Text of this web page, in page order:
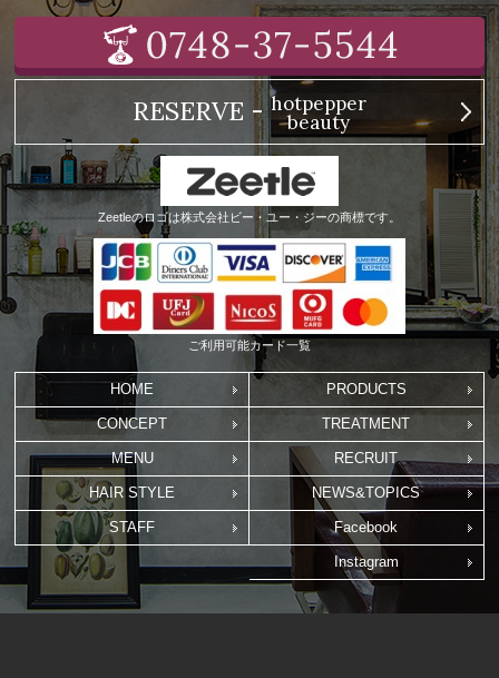
RESERVE -hotpepper
beauty
Zeetleのロゴは株式会社ビー・ユー・ジーの商標です。
ご利用可能カード一覧
HOME
CONCEPT
MENU
HAIR STYLE
STAFF
PRODUCTS
TREATMENT
RECRUIT
NEWS&TOPICS
Facebook
Instagram